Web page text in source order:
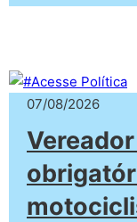
07/08/2026